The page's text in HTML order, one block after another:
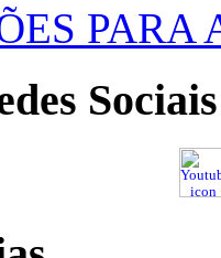
PARA
Sociais